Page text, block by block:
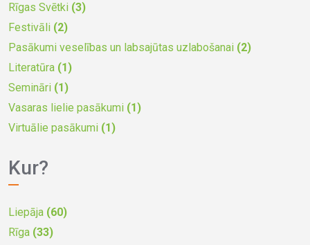
Rīgas Svētki (3)
Festivāli (2)
Pasākumi veselības un labsajūtas uzlabošanai (2)
Literatūra (1)
Semināri (1)
Vasaras lielie pasākumi (1)
Virtuālie pasākumi (1)
Kur?
Liepāja (60)
Rīga (33)